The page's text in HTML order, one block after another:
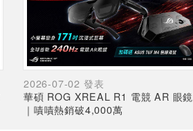
2026-07-02 發表
華碩 ROG XREAL R1 電競 AR 眼鏡
｜嘖嘖熱銷破4,000萬